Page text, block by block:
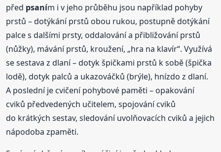
před psaním i v jeho průběhu jsou například pohyby
prstů – dotýkání prstů obou rukou, postupně dotýkání
palce s dalšími prsty, oddalování a přibližování prstů
(nůžky), mávání prstů, kroužení, „hra na klavír“. Využívá
se sestava z dlaní – dotyk špičkami prstů k sobě (špička
lodě), dotyk palců a ukazováčků (brýle), hnízdo z dlaní.
A poslední je cvičení pohybové paměti – opakování
cviků předvedených učitelem, spojování cviků
do krátkých sestav, sledování uvolňovacích cviků a jejich
nápodoba zpaměti.